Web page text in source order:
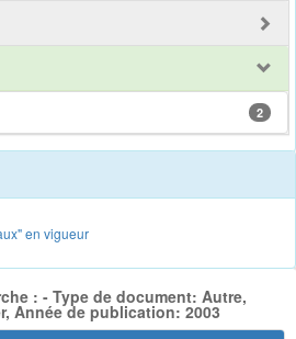
2
en vigueur
: - Type de document: Autre,
Année de publication: 2003